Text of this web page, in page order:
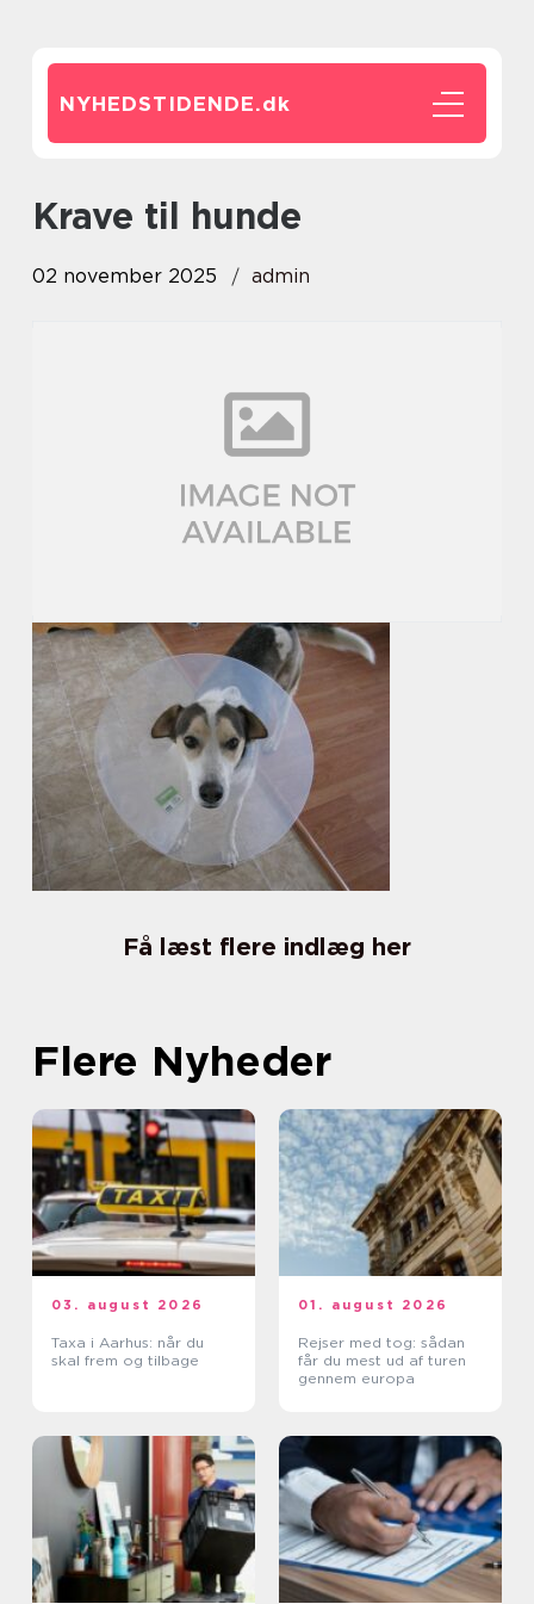
NYHEDSTIDENDE.dk
krave til hunde
02 november 2025 admin
Få læst flere indlæg her
Flere Nyheder
03. august 2026
Taxa i Aarhus: når du
skal frem og tilbage
01. august 2026
Rejser med tog: sådan
får du mest ud af turen
gennem europa